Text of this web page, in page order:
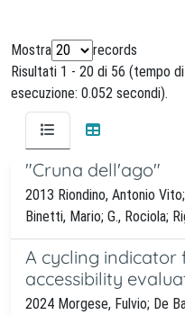
Mostra
records
Risultati 1 - 20 di 56 (tempo di
esecuzione: 0.052 secondi).
"Cruna dell'ago"
2013 Riondino, Antonio
Binetti, Mario; G., Rociola;
A cycling indicator
accessibility
2024 Morgese, Fulvio; De